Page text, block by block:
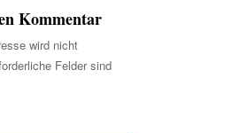
Kommentar
wird nicht
Felder sind